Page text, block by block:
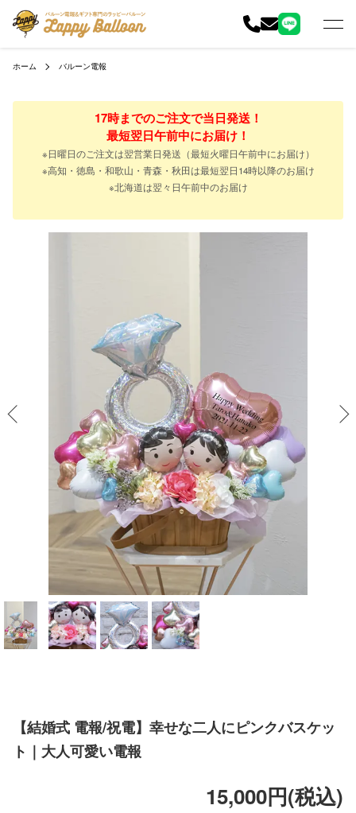
ホーム バルーン電報
17時までのご注文で当日発送！
最短翌日午前中にお届け！
※日曜日のご注文は翌営業日発送（最短火曜日午前中にお届け）
※高知・徳島・和歌山・青森・秋田は最短翌日14時以降のお届け
※北海道は翌々日午前中のお届け
【結婚式 電報/祝電】幸せな二人にピンクバスケッ
ト｜大人可愛い電報
15,000円(税込)